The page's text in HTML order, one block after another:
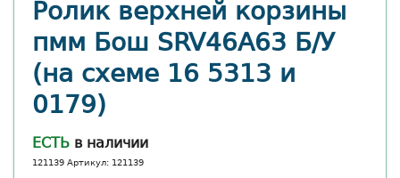
Ролик верхней корзины
пмм Бош SRV46A63 Б/У
(на схеме 16 5313 и
0179)
ЕСТЬ в наличии
121139 Артикул: 121139